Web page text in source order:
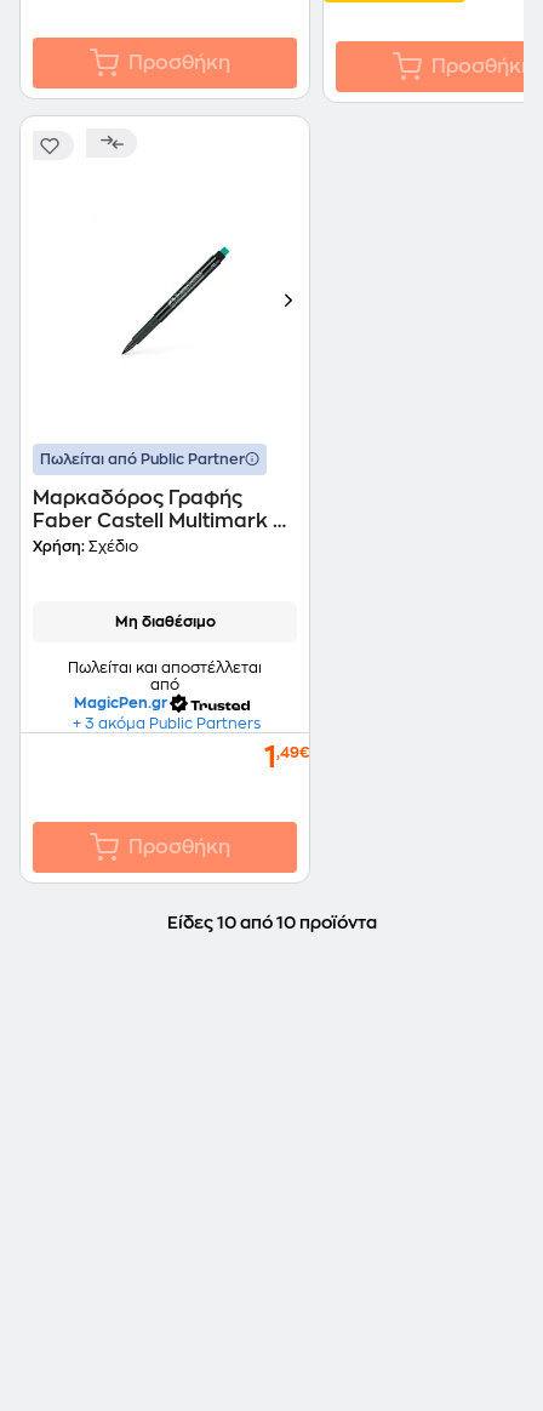
Προσθήκη Προσθήκη
Πωλείται από Public Partner
Μαρκαδόρος Γραφής
Faber Castell Multimark F
Μαύρο 1.0 mm
Χρήση: Σχέδιο
Μη διαθέσιμο
Πωλείται και αποστέλλεται
από
MagicPen.gr
+ 3 ακόμα Public Partners
1 ,49€
Προσθήκη
Είδες 10 από 10 προϊόντα